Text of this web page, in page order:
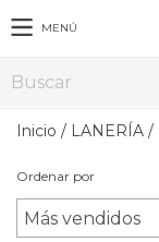
MENÚ
Inicio / LANERÍA /
Ordenar por